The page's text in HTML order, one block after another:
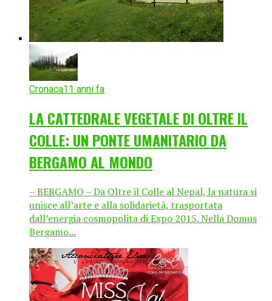
Cronaca11 anni fa
LA CATTEDRALE VEGETALE DI OLTRE IL
COLLE: UN PONTE UMANITARIO DA
BERGAMO AL MONDO
– BERGAMO – Da Oltre il Colle al Nepal, la natura si
unisce all’arte e alla solidarietà, trasportata
dall’energia cosmopolita di Expo 2015. Nella Domus
Bergamo...